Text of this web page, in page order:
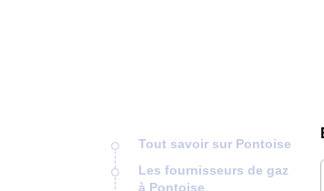
Tout savoir sur Pontoise
Les fournisseurs de gaz
à Pontoise